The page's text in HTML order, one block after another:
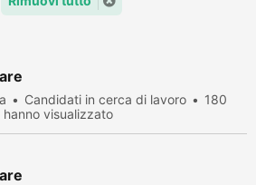
Candidati in cerca di lavoro
180
hanno visualizzato